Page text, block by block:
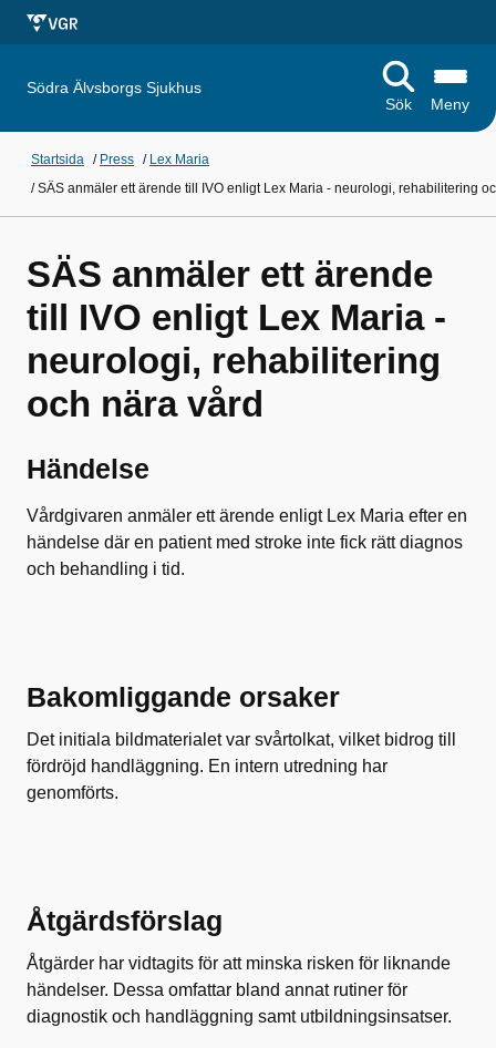
Södra Älvsborgs Sjukhus
Sök
Meny
Startsida / Press / Lex Maria
/SÄS anmäler ett ärende till IVO enligt Lex Maria - neurologi, rehabilitering
SÄS anmäler ett ärende
till IVO enligt Lex Maria -
neurologi, rehabilitering
och nära vård
Händelse
Vårdgivaren anmäler ett ärende enligt Lex Maria efter en
händelse där en patient med stroke inte fick rätt diagnos
och behandling i tid.
Bakomliggande orsaker
Det initiala bildmaterialet var svårtolkat, vilket bidrog till
fördröjd handläggning. En intern utredning har
genomförts.
Åtgärdsförslag
Åtgärder har vidtagits för att minska risken för liknande
händelser. Dessa omfattar bland annat rutiner för
diagnostik och handläggning samt utbildningsinsatser.